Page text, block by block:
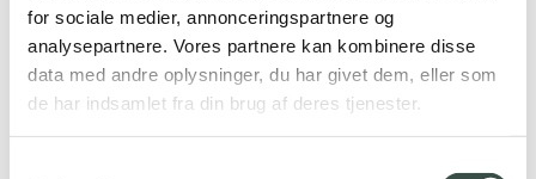
for sociale medier, annonceringspartnere og
analysepartnere. Vores partnere kan kombinere disse
data med andre oplysninger, du har givet dem, eller som
de har indsamlet fra din brug af deres tjenester.
Karriere
Videncenter
Samarbejdspartnere
Contact